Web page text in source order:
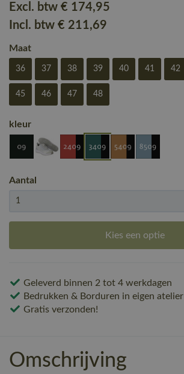
Excl. btw € 174,95
Incl. btw € 211,69
Maat
36 37 38 39 40 41 42
45 46 47 48
kleur
Aantal
Kies een optie
Geleverd binnen 2 tot 4 werkdagen
Bedrukken & Borduren in eigen atelier
Gratis verzonden!
Omschrijving